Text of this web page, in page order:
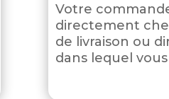
Votre
directement
de livraison ou
dans lequel